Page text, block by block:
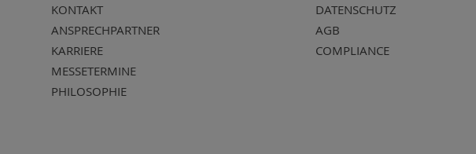
KONTAKT
ANSPRECHPARTNER
KARRIERE
MESSETERMINE
PHILOSOPHIE
DATENSCHUTZ
AGB
COMPLIANCE